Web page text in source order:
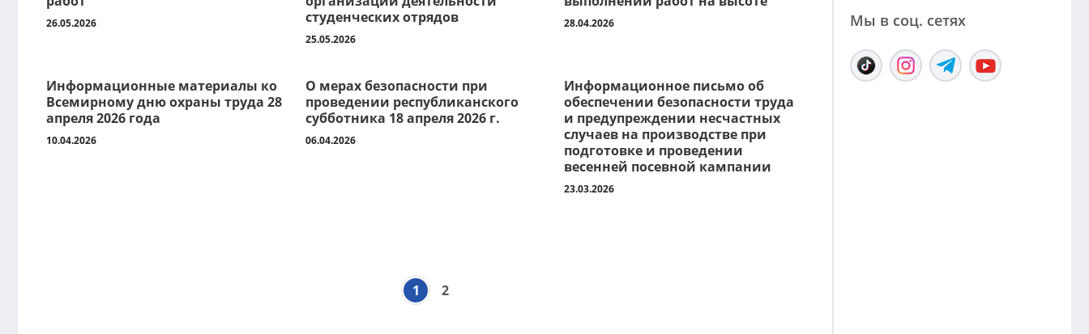
26.05.2026
студенческих отрядов
25.05.2026
28.04.2026
Информационные материалы ко
Всемирному дню охраны труда 28
апреля 2026 года
10.04.2026
О мерах безопасности при
проведении республиканского
субботника 18 апреля 2026 г.
06.04.2026
Информационное письмо об
обеспечении безопасности труда
и предупреждении несчастных
случаев на производстве при
подготовке и проведении
весенней посевной кампании
23.03.2026
1 2
Мы в соц. сетяx